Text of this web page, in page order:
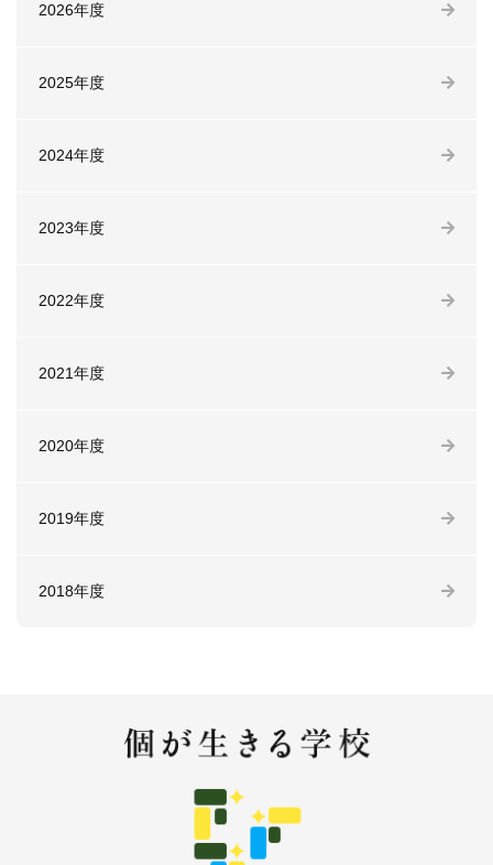
2026年度
2025年度
2024年度
2023年度
2022年度
2021年度
2020年度
2019年度
2018年度